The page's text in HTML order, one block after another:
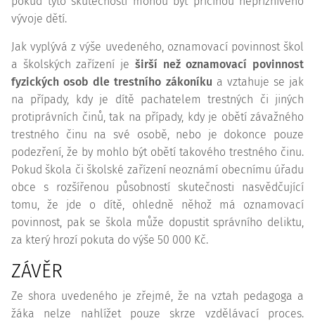
vývoje dětí.
Jak vyplývá z výše uvedeného, oznamovací povinnost škol
a školských zařízení je širší než oznamovací povinnost
fyzických osob dle trestního zákoníku a vztahuje se jak
na případy, kdy je dítě pachatelem trestných či jiných
protiprávních činů, tak na případy, kdy je obětí závažného
trestného činu na své osobě, nebo je dokonce pouze
podezření, že by mohlo být obětí takového trestného činu.
Pokud škola či školské zařízení neoznámí obecnímu úřadu
obce s rozšířenou působností skutečnosti nasvědčující
tomu, že jde o dítě, ohledně něhož má oznamovací
povinnost, pak se škola může dopustit správního deliktu,
za který hrozí pokuta do výše 50 000 Kč.
ZÁVĚR
Ze shora uvedeného je zřejmé, že na vztah pedagoga a
žáka nelze nahlížet pouze skrze vzdělávací proces.